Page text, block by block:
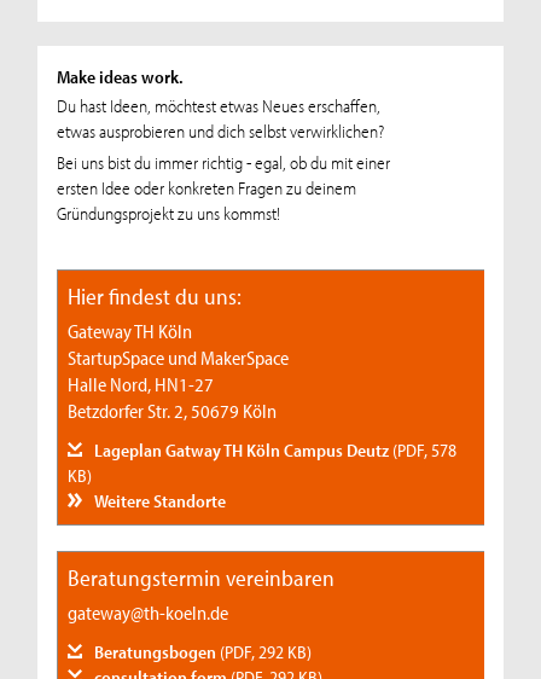
Make ideas work.
Du hast Ideen, möchtest etwas Neues erschaffen,
etwas ausprobieren und dich selbst verwirklichen?
Bei uns bist du immer richtig - egal, ob du mit einer
ersten Idee oder konkreten Fragen zu deinem
Gründungsprojekt zu uns kommst!
Hier findest du uns:
Gateway TH Köln
StartupSpace und MakerSpace
Halle Nord, HN1-27
Betzdorfer Str. 2, 50679 Köln
Lageplan Gatway TH Köln Campus Deutz (PDF, 578
KB)
Weitere Standorte
Beratungstermin vereinbaren
gateway@th-koeln.de
Beratungsbogen (PDF, 292 KB)